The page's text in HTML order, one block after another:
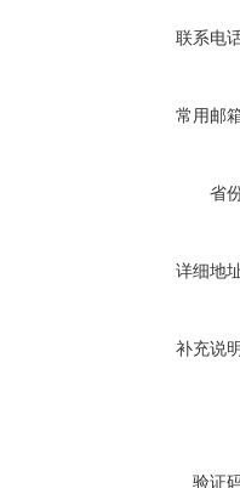
联系电
常用邮
省
详细地
补充说
验证